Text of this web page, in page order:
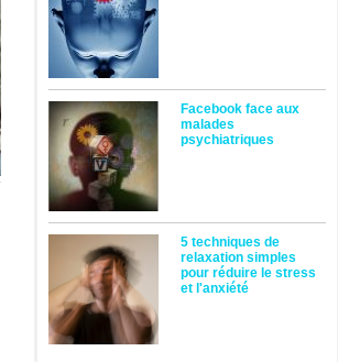
Facebook face aux
malades
psychiatriques
5 techniques de
relaxation simples
pour réduire le stress
et l'anxiété